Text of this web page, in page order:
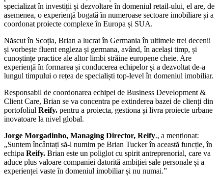
specializat în investiții și dezvoltare în domeniul retail-ului, el are, de
asemenea, o experiență bogată în numeroase sectoare imobiliare și a
coordonat proiecte complexe în Europa și SUA.
Născut în Scoția, Brian a lucrat în Germania în ultimele trei decenii
și vorbește fluent engleza și germana, având, în același timp, și
cunoștințe practice ale altor limbi străine europene cheie. Are
experiență în formarea și conducerea echipelor și a dezvoltat de-a
lungul timpului o rețea de specialiști top-level în domeniul imobiliar.
Responsabil de coordonarea echipei de Business Development &
Client Care, Brian se va concentra pe extinderea bazei de clienți din
portofoliul Reify. pentru a proiecta, gestiona și livra proiecte urbane
inovatoare la nivel global.
Jorge Morgadinho, Managing Director, Reify., a menționat:
„Suntem încântați să-l numim pe Brian Tucker în această funcție, în
echipa Reify. Brian este un poliglot cu spirit antreprenorial, care va
aduce plus valoare companiei datorită ambiției sale personale și a
experienței vaste în domeniul imobiliar și nu numai.”